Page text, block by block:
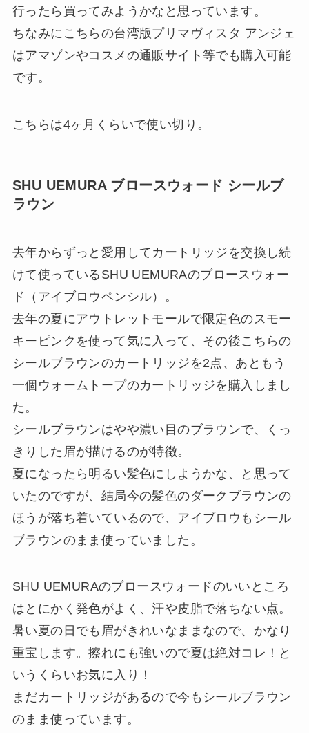
行ったら買ってみようかなと思っています。
ちなみにこちらの台湾版プリマヴィスタ アンジェ
はアマゾンやコスメの通販サイト等でも購入可能
です。
こちらは4ヶ月くらいで使い切り。
SHU UEMURA ブロースウォード シールブ
ラウン
去年からずっと愛用してカートリッジを交換し続
けて使っているSHU UEMURAのブロースウォー
ド（アイブロウペンシル）。
去年の夏にアウトレットモールで限定色のスモー
キーピンクを使って気に入って、その後こちらの
シールブラウンのカートリッジを2点、あともう
一個ウォームトープのカートリッジを購入しまし
た。
シールブラウンはやや濃い目のブラウンで、くっ
きりした眉が描けるのが特徴。
夏になったら明るい髪色にしようかな、と思って
いたのですが、結局今の髪色のダークブラウンの
ほうが落ち着いているので、アイブロウもシール
ブラウンのまま使っていました。
SHU UEMURAのブロースウォードのいいところ
はとにかく発色がよく、汗や皮脂で落ちない点。
暑い夏の日でも眉がきれいなままなので、かなり
重宝します。擦れにも強いので夏は絶対コレ！と
いうくらいお気に入り！
まだカートリッジがあるので今もシールブラウン
のまま使っています。